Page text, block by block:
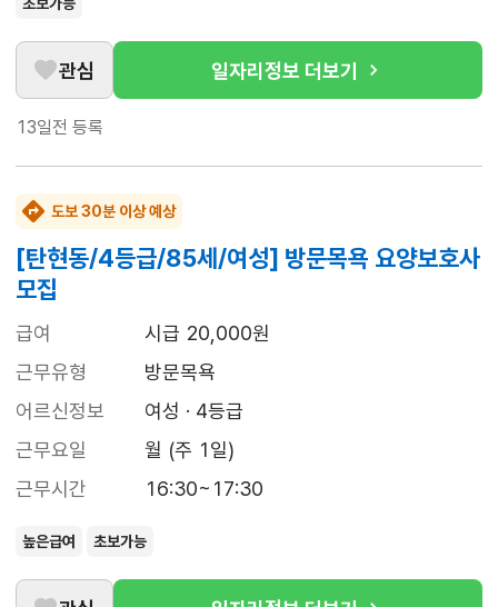
관심 일자리정보 더보기
13일전 등록
도보 30분 이상 예상
[탄현동/4등급/85세/여성] 방문목욕 요양보호사
모집
급여
시급 20,000원
근무유형
방문목욕
어르신정보
여성 · 4등급
근무요일
월 (주 1일)
근무시간
16:30~17:30
높은급여 초보가능